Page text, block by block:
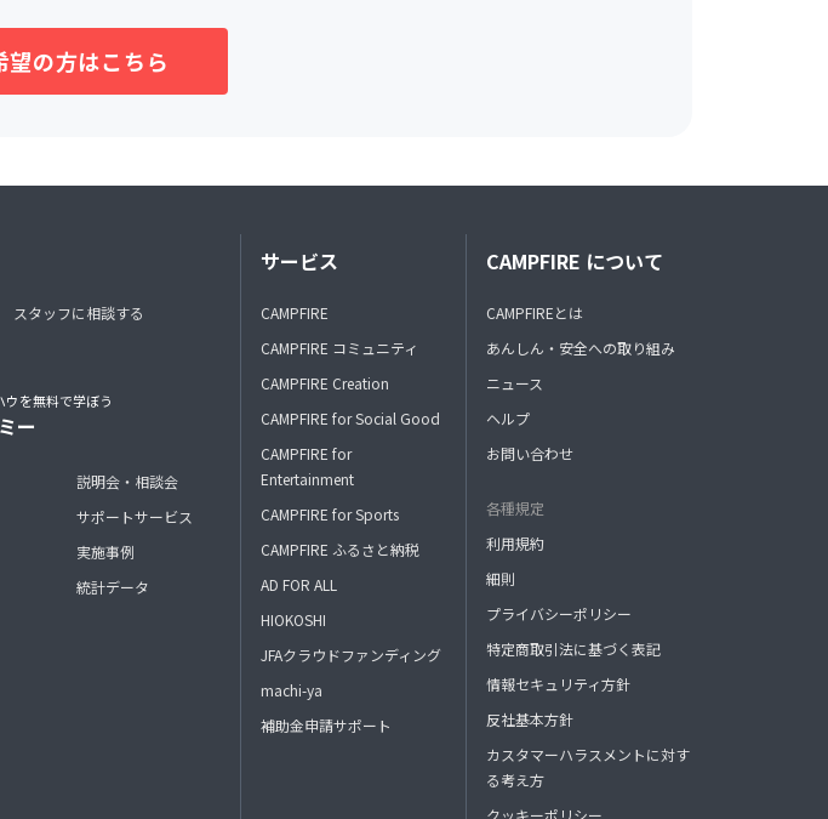
望の方はこちら
スタッフに相談する
ウを無料で学ぼう
ー
説明会・相談会
サポートサービス
実施事例
統計データ
サービス
CAMPFIRE
CAMPFIRE コミュニティ
CAMPFIRE Creation
CAMPFIRE for Social Good
CAMPFIRE for
Entertainment
CAMPFIRE for Sports
CAMPFIRE ふるさと納税
AD FOR ALL
HIOKOSHI
JFAクラウドファンディング
machi-ya
補助金申請サポート
CAMPFIRE について
CAMPFIREとは
あんしん・安全への取り組み
ニュース
ヘルプ
お問い合わせ
各種規定
利用規約
細則
プライバシーポリシー
特定商取引法に基づく表記
情報セキュリティ方針
反社基本方針
カスタマーハラスメントに対す
る考え方
クッキーポリシー